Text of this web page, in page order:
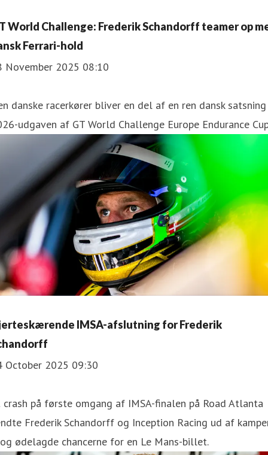
World Challenge: Frederik Schandorff teamer op
Ferrari-hold
November 2025 08:10
danske racerkører bliver en del af en ren dansk
udgaven af GT World Challenge Europe Endurance
IMSA-afslutning for Frederik
October 2025 09:30
crash på første omgang af IMSA-finalen på Road Atlanta
Frederik Schandorff og Inception Racing ud af
ødelagde chancerne for en Le Mans-billet.